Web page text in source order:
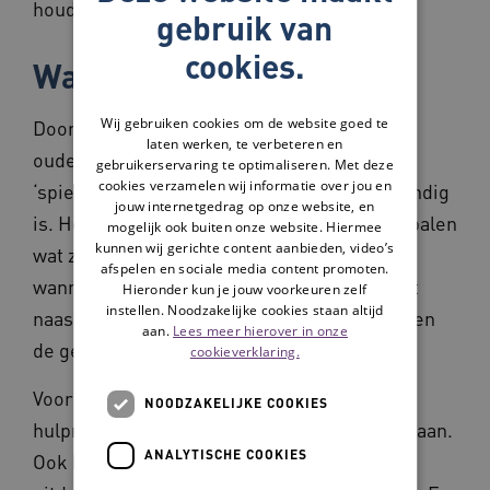
houden.
Wat het oplevert
Door de antwoorden op de vragen krijgen
ouderen een soort ‘boodschappenlijstje’ of
‘spiekbriefje’. Ouderen geven aan dat dit handig
is. Het blijkt een goed hulpmiddel om te bepalen
wat zij belangrijk vinden. Het is ook handig
wanneer ouderen iets willen bespreken met
naasten, de huisarts, andere hulpverleners en
de gemeente (in verband met de Wmo).
Voor hulpverleners is de vragenlijst een
hulpmiddel om met ouderen in gesprek te gaan.
Ook kunnen zij met de vragenlijst ouderen
gebruik van
cookies.
Wij gebruiken cookies om de website goed te
laten werken, te verbeteren en
gebruikerservaring te optimaliseren. Met deze
cookies verzamelen wij informatie over jou en
jouw internetgedrag op onze website, en
mogelijk ook buiten onze website. Hiermee
kunnen wij gerichte content aanbieden, video’s
afspelen en sociale media content promoten.
Hieronder kun je jouw voorkeuren zelf
instellen. Noodzakelijke cookies staan altijd
aan. Lees meer hierover in onze
cookieverklaring.
NOODZAKELIJKE COOKIES
ANALYTISCHE COOKIES